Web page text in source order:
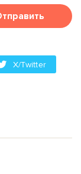
X/Twitter